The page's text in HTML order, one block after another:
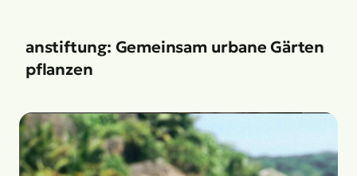
anstiftung: Gemeinsam urbane Gärten
pflanzen